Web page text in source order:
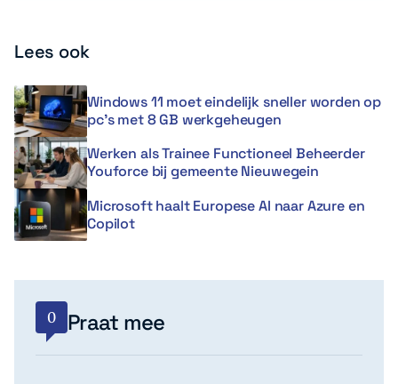
Lees ook
Windows 11 moet eindelijk sneller worden op
pc’s met 8 GB werkgeheugen
Werken als Trainee Functioneel Beheerder
Youforce bij gemeente Nieuwegein
Microsoft haalt Europese AI naar Azure en
Copilot
0 Praat mee